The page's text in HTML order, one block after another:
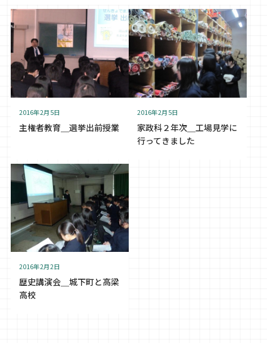
2016年2月5日
主権者教育＿選挙出前授業
2016年2月5日
家政科２年次＿工場見学に
行ってきました
2016年2月2日
歴史講演会＿城下町と高梁
高校